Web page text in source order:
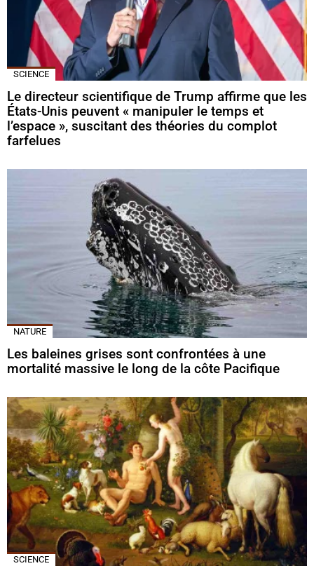
SCIENCE
Le directeur scientifique de Trump affirme que les
États-Unis peuvent « manipuler le temps et
l’espace », suscitant des théories du complot
farfelues
NATURE
Les baleines grises sont confrontées à une
mortalité massive le long de la côte Pacifique
SCIENCE